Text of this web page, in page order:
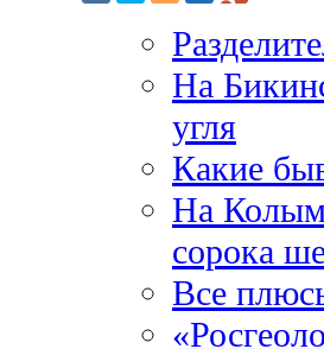
На
угля
Какие
На
сорока
Все